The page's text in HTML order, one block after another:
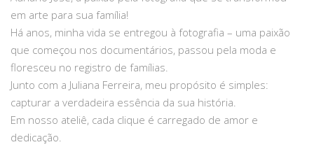
em arte para sua família!
Há anos, minha vida se entregou à fotografia – uma paixão
que começou nos documentários, passou pela moda e
floresceu no registro de famílias.
Junto com a Juliana Ferreira, meu propósito é simples:
capturar a verdadeira essência da sua história.
Em nosso ateliê, cada clique é carregado de amor e
dedicação.